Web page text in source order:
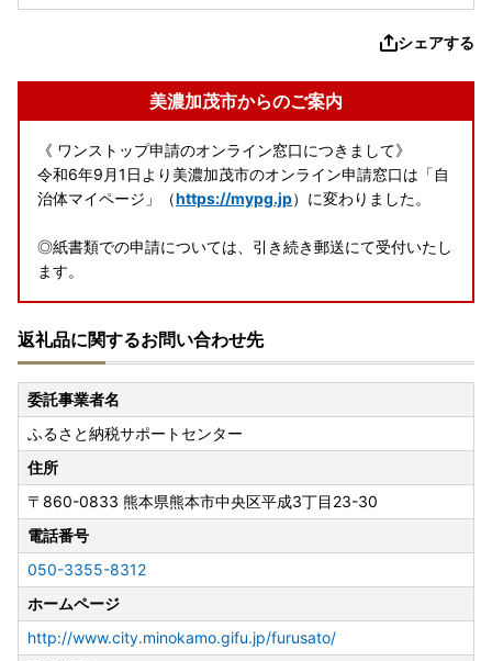
シェアする
美濃加茂市からのご案内
《 ワンストップ申請のオンライン窓口につきまして》
令和6年9月1日より美濃加茂市のオンライン申請窓口は「自
治体マイページ」（https://mypg.jp）に変わりました。
◎紙書類での申請については、引き続き郵送にて受付いたし
ます。
返礼品に関するお問い合わせ先
委託事業者名
ふるさと納税サポートセンター
住所
〒860-0833 熊本県熊本市中央区平成3丁目23-30
電話番号
050-3355-8312
ホームページ
http://www.city.minokamo.gifu.jp/furusato/